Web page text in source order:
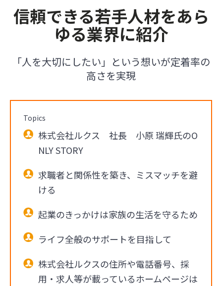
信頼できる若手人材をあら
ゆる業界に紹介
「人を大切にしたい」という想いが定着率の
高さを実現
Topics
株式会社ルクス 社長 小原 瑞輝氏のO
NLY STORY
求職者と関係性を築き、ミスマッチを避
ける
起業のきっかけは家族の生活を守るため
ライフ全般のサポートを目指して
株式会社ルクスの住所や電話番号、採
用・求人等が載っているホームページは